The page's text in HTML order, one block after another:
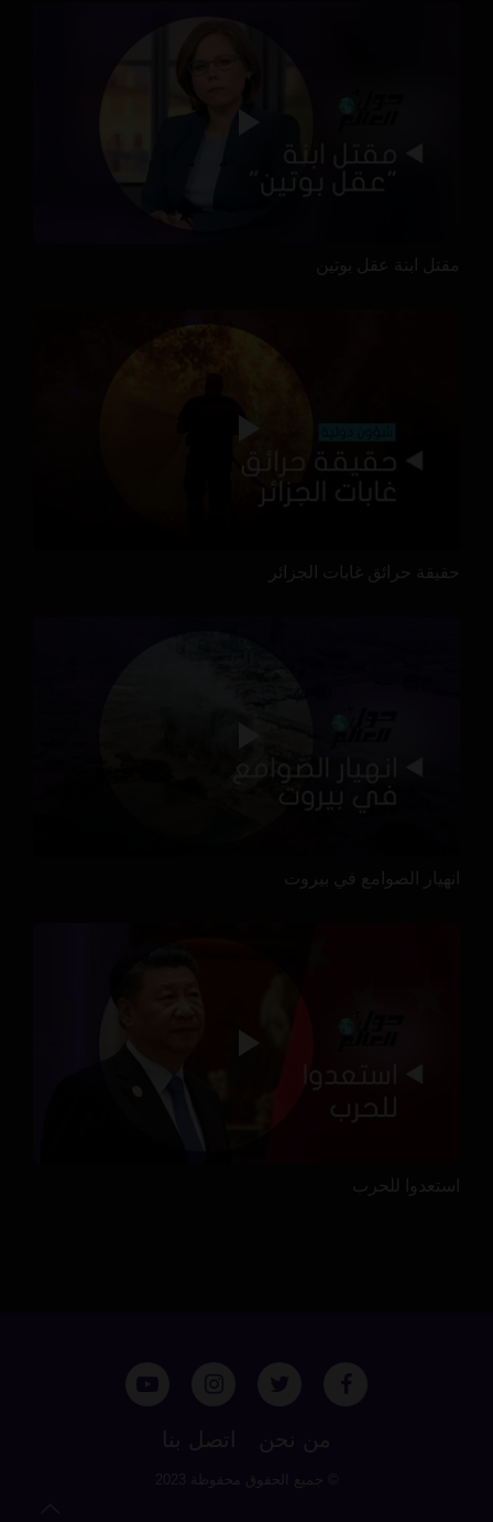
مقتل ابنة عقل بوتين
حقيقة حرائق غابات الجزائر
انهيار الصوامع في بيروت
استعدوا للحرب